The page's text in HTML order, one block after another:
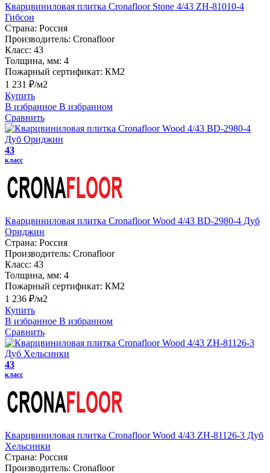
Кварцвиниловая плитка Cronafloor Stone 4/43 ZH-81010-4
Гибсон
Страна: Россия
Производитель: Cronafloor
Класс: 43
Толщина, мм: 4
Пожарный сертификат: КМ2
1 231 ₽/м2
Купить
В избранное В избранном
Сравнить
43
класс
Кварцвиниловая плитка Cronafloor Wood 4/43 BD-2980-4 Дуб
Ориджин
Страна: Россия
Производитель: Cronafloor
Класс: 43
Толщина, мм: 4
Пожарный сертификат: КМ2
1 236 ₽/м2
Купить
В избранное В избранном
Сравнить
43
класс
Кварцвиниловая плитка Cronafloor Wood 4/43 ZH-81126-3 Дуб
Хельсинки
Страна: Россия
Производитель: Cronafloor